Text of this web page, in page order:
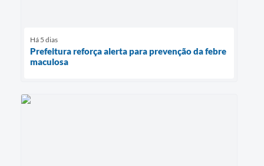
Há 5 dias
Prefeitura reforça alerta para prevenção da febre
maculosa